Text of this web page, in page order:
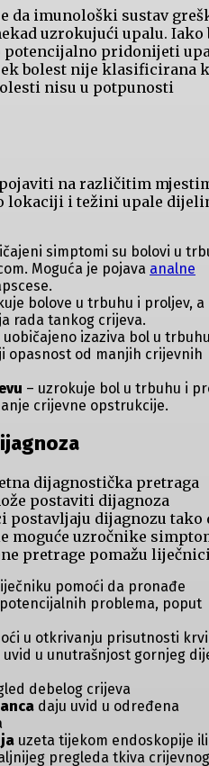
da imunološki sustav
uzrokujući upalu. Iako
potencijalno pridonijeti
bolest nije klasificirana
nisu u potpunosti
na različitim
lokaciji i težini upale
simptomi su bolovi u
Moguća je pojava analne
bolove u trbuhu i proljev, a
rada tankog crijeva.
uobičajeno izaziva bol u
opasnost od manjih crijevnih
– uzrokuje bol u trbuhu i
crijevne opstrukcije.
dijagnostička pretraga
postaviti dijagnoza
postavljaju dijagnozu tako
moguće uzročnike
pretrage pomažu
pomoći da pronađe
problema, poput
u otkrivanju prisutnosti krvi
uvid u unutrašnjost gornjeg
debelog crijeva
daju uvid u određena
uzeta tijekom endoskopije ili
pregleda tkiva crijevnog